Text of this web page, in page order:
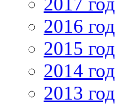
2016 год
2015 год
2014 год
2013 год